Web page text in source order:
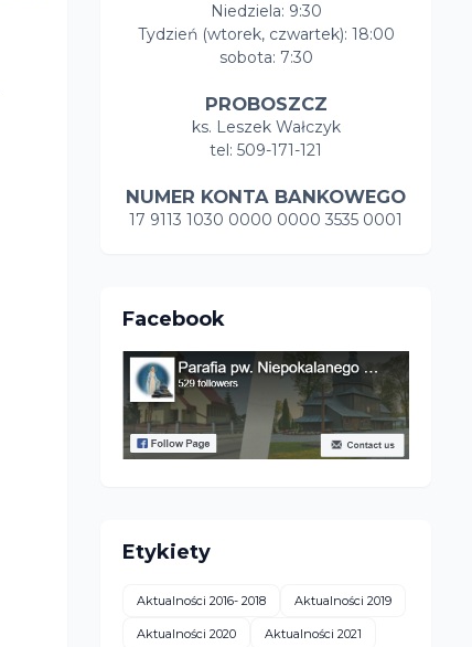
Niedziela: 9:30
Tydzień (wtorek, czwartek): 18:00
sobota: 7:30
PROBOSZCZ
ks. Leszek Wałczyk
tel: 509-171-121
NUMER KONTA BANKOWEGO
17 9113 1030 0000 0000 3535 0001
Facebook
Etykiety
Aktualności 2016- 2018 Aktualności 2019
Aktualności 2020 Aktualności 2021